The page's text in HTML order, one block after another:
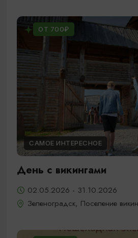
ОТ 700₽
САМОЕ ИНТЕРЕСНОЕ
День с викингами
02.05.2026 - 31.10.2026
Зеленоградск, Поселение